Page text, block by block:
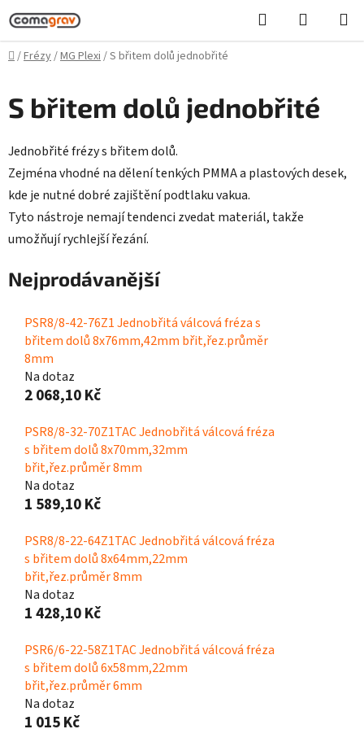
Přejít
na
obsah
Hledat
KOŠÍK
Domů
/Frézy/MG Plexi/S břitem dolů jednobřité
S břitem dolů jednobřité
Jednobřité frézy s břitem dolů.
Zejména vhodné na dělení tenkých PMMA a plastových desek,
kde je nutné dobré zajištění podtlaku vakua.
Tyto nástroje nemají tendenci zvedat materiál, takže
umožňují rychlejší řezání.
Nejprodávanější
PSR8/8-42-76Z1 Jednobřitá válcová fréza s
břitem dolů 8x76mm,42mm břit,řez.průměr
8mm
Na dotaz
2 068,10 Kč
PSR8/8-32-70Z1TAC Jednobřitá válcová fréza
s břitem dolů 8x70mm,32mm
břit,řez.průměr 8mm
Na dotaz
1 589,10 Kč
PSR8/8-22-64Z1TAC Jednobřitá válcová fréza
s břitem dolů 8x64mm,22mm
břit,řez.průměr 8mm
Na dotaz
1 428,10 Kč
PSR6/6-22-58Z1TAC Jednobřitá válcová fréza
s břitem dolů 6x58mm,22mm
břit,řez.průměr 6mm
Na dotaz
1 015 Kč